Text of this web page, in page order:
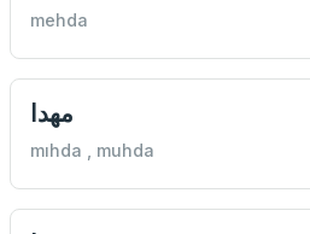
mehda
مهدا
mıhda , muhda